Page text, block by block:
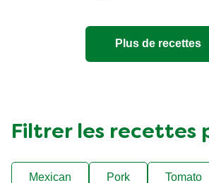
Plus de recettes
Filtrer les recettes
Mexican Pork Tomato